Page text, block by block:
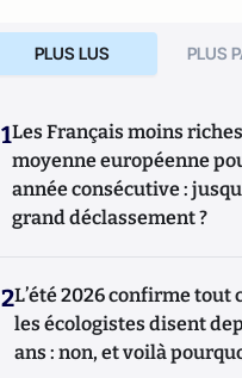
PLUS LUS PLUS
1Les Français moins
moyenne européenne
année consécutive :
grand déclassement ?
2L’été 2026 confirme tout
les écologistes disent
ans : non, et voilà